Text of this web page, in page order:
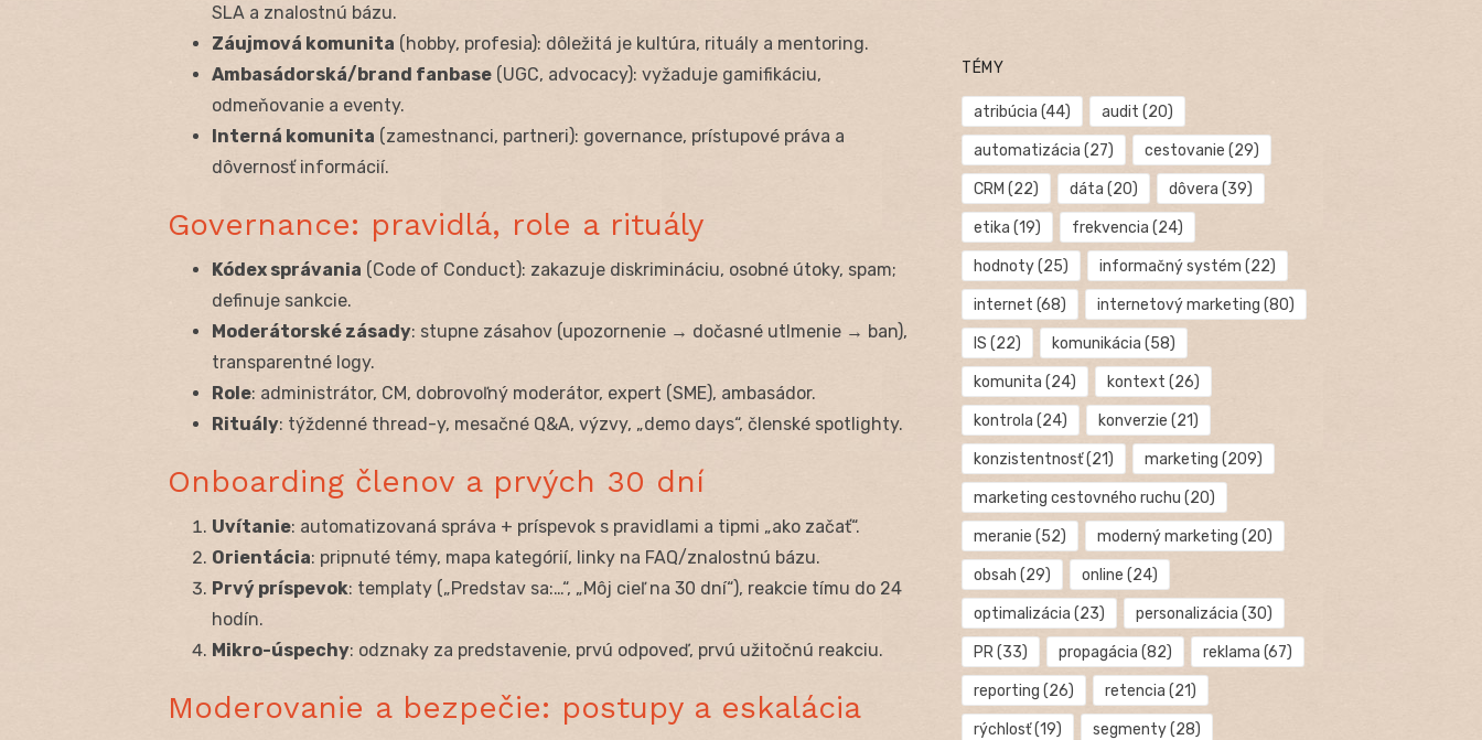
SLA a znalostnú bázu.
Záujmová komunita (hobby, profesia): dôležitá je kultúra, rituály a mentoring.
Ambasádorská/brand fanbase (UGC, advocacy): vyžaduje gamifikáciu,
odmeňovanie a eventy.
Interná komunita (zamestnanci, partneri): governance, prístupové práva a
dôvernosť informácií.
Governance: pravidlá, role a rituály
Kódex správania (Code of Conduct): zakazuje diskrimináciu, osobné útoky, spam;
definuje sankcie.
Moderátorské zásady: stupne zásahov (upozornenie → dočasné utlmenie → ban),
transparentné logy.
Role: administrátor, CM, dobrovoľný moderátor, expert (SME), ambasádor.
Rituály: týždenné thread-y, mesačné Q&A, výzvy, „demo days“, členské spotlighty.
Onboarding členov a prvých 30 dní
Uvítanie: automatizovaná správa + príspevok s pravidlami a tipmi „ako začať“.
Orientácia: pripnuté témy, mapa kategórií, linky na FAQ/znalostnú bázu.
Prvý príspevok: templaty („Predstav sa:…“, „Môj cieľ na 30 dní“), reakcie tímu do 24
hodín.
Mikro-úspechy: odznaky za predstavenie, prvú odpoveď, prvú užitočnú reakciu.
Moderovanie a bezpečie: postupy a eskalácia
TÉMY
atribúcia (44) audit (20)
automatizácia (27) cestovanie (29)
CRM (22) dáta (20) dôvera (39)
etika (19) frekvencia (24)
hodnoty(25) informačný systém (22)
internet (68) internetový marketing (80)
IS (22) komunikácia (58)
komunita (24) kontext (26)
kontrola (24) konverzie (21)
konzistentnosť(21) marketing (209)
marketing cestovného ruchu (20)
meranie (52) moderný marketing (20)
obsah (29) online (24)
optimalizácia (23) personalizácia (30)
PR(33) propagácia (82) reklama (67)
reporting (26) retencia (21)
rýchlosť(19) segmenty(28)